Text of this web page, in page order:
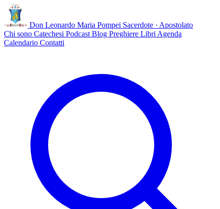
Don Leonardo Maria Pompei Sacerdote · Apostolato
Chi sono Catechesi Podcast Blog Preghiere Libri Agenda
Calendario Contatti